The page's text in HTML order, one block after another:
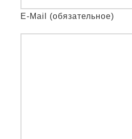
E-Mail (обязательное)